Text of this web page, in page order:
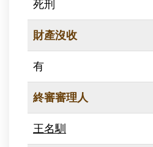
死刑
財產沒收
有
終審審理人
王名馴